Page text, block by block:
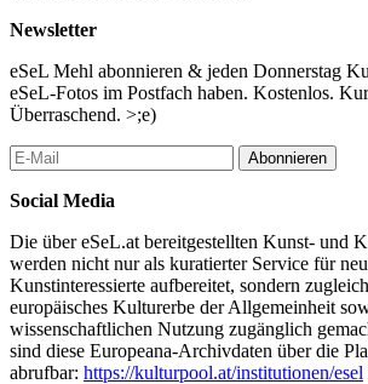
Newsletter
eSeL Mehl abonnieren & jeden Donnerstag
eSeL-Fotos im Postfach haben. Kostenlos.
Überraschend. >;e)
Abonnieren
Social Media
Die über eSeL.at bereitgestellten Kunst- und
werden nicht nur als kuratierter Service für
Kunstinteressierte aufbereitet, sondern
europäisches Kulturerbe der Allgemeinheit
wissenschaftlichen Nutzung zugänglich
sind diese Europeana-Archivdaten über die
abrufbar: https://kulturpool.at/institutionen/esel